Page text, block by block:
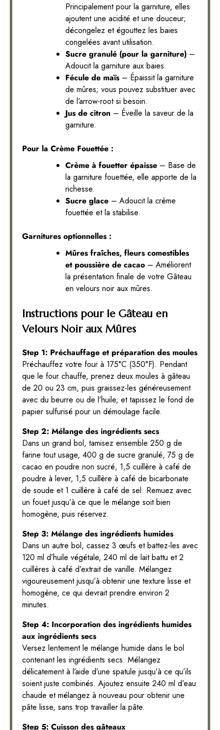
Principalement pour la garniture, elles
ajoutent une acidité et une douceur;
décongelez et égouttez les baies
congelées avant utilisation.
Sucre granulé (pour la garniture) –
Adoucit la garniture aux baies.
Fécule de maïs – Épaissit la garniture
de mûres; vous pouvez substituer avec
de l’arrow-root si besoin.
Jus de citron – Éveille la saveur de la
garniture.
Pour la Crème Fouettée :
Crème à fouetter épaisse – Base de
la garniture fouettée, elle apporte de la
richesse.
Sucre glace – Adoucit la crème
fouettée et la stabilise.
Garnitures optionnelles :
Mûres fraîches, fleurs comestibles
et poussière de cacao – Améliorent
la présentation finale de votre Gâteau
en velours noir aux mûres.
Instructions pour le Gâteau en
Velours Noir aux Mûres
Step 1: Préchauffage et préparation des moules
Préchauffez votre four à 175°C (350°F). Pendant
que le four chauffe, prenez deux moules à gâteau
de 20 ou 23 cm, puis graissez-les généreusement
avec du beurre ou de l’huile, et tapissez le fond de
papier sulfurisé pour un démoulage facile.
Step 2: Mélange des ingrédients secs
Dans un grand bol, tamisez ensemble 250 g de
farine tout usage, 400 g de sucre granulé, 75 g de
cacao en poudre non sucré, 1,5 cuillère à café de
poudre à lever, 1,5 cuillère à café de bicarbonate
de soude et 1 cuillère à café de sel. Remuez avec
un fouet jusqu’à ce que le mélange soit bien
homogène, puis réservez.
Step 3: Mélange des ingrédients humides
Dans un autre bol, cassez 3 œufs et battez-les avec
120 ml d’huile végétale, 240 ml de lait battu et 2
cuillères à café d’extrait de vanille. Mélangez
vigoureusement jusqu’à obtenir une texture lisse et
homogène, ce qui devrait prendre environ 2
minutes.
Step 4: Incorporation des ingrédients humides
aux ingrédients secs
Versez lentement le mélange humide dans le bol
contenant les ingrédients secs. Mélangez
délicatement à l’aide d’une spatule jusqu’à ce qu’ils
soient juste combinés. Ajoutez ensuite 240 ml d’eau
chaude et mélangez à nouveau pour obtenir une
pâte lisse, sans trop travailler la pâte.
Step 5: Cuisson des gâteaux